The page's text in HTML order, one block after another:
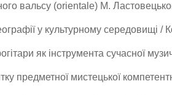
вальсу (orientale) М.
у культурному середовищі /
як інструмента сучасної
предметної мистецької